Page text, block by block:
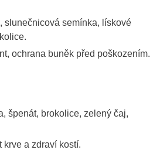
slunečnicová semínka, lískové
ochrana buněk před poškozením.
špenát, brokolice, zelený čaj,
krve a zdraví kostí.